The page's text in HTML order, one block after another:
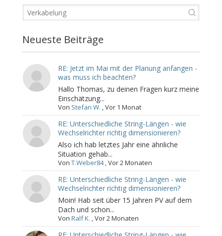
Neueste Beiträge
RE: Jetzt im Mai mit der Planung anfangen -
was muss ich beachten?
Hallo Thomas, zu deinen Fragen kurz meine
Einschätzung...
Von Stefan W. ,Vor 1 Monat
RE: Unterschiedliche String-Längen - wie
Wechselrichter richtig dimensionieren?
Also ich hab letztes Jahr eine ähnliche
Situation gehab...
VonT.Weber84 ,Vor 2 Monaten
RE: Unterschiedliche String-Längen - wie
Wechselrichter richtig dimensionieren?
Moin! Hab seit über 15 Jahren PV auf dem
Dach und schon...
VonRalf K. ,Vor 2 Monaten